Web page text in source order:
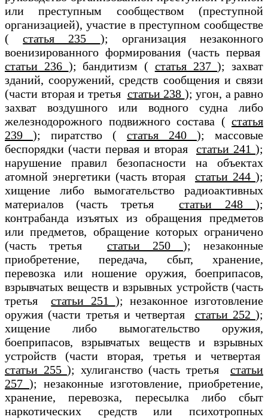
или преступным сообществом (преступной
организацией), участие в преступном сообществе
(статья 235 ); организация незаконного
военизированного формирования (часть первая
статьи 236 ); бандитизм ( статья 237); захват
зданий, сооружений, средств сообщения и связи
(части вторая и третья статьи 238 ); угон, а равно
захват воздушного или водного судна либо
железнодорожного подвижного состава ( статья
239 ); пиратство ( статья 240 ); массовые
беспорядки (части первая и вторая статьи 241 );
нарушение правил безопасности на объектах
атомной энергетики (часть вторая статьи 244 );
хищение либо вымогательство радиоактивных
материалов (часть третьястатьи 248);
контрабанда изъятых из обращения предметов
или предметов, обращение которых ограничено
(часть третья статьи 250 ); незаконные
приобретение, передача, сбыт, хранение,
перевозка или ношение оружия, боеприпасов,
взрывчатых веществ и взрывных устройств (часть
третьястатьи 251 ); незаконное изготовление
оружия (части третья и четвертая статьи 252 );
хищение либо вымогательство оружия,
боеприпасов, взрывчатых веществ и взрывных
устройств (части вторая, третья и четвертая
статьи 255); хулиганство (часть третьястатьи
257 ); незаконные изготовление, приобретение,
хранение, перевозка, пересылка либо сбыт
наркотических средств или психотропных